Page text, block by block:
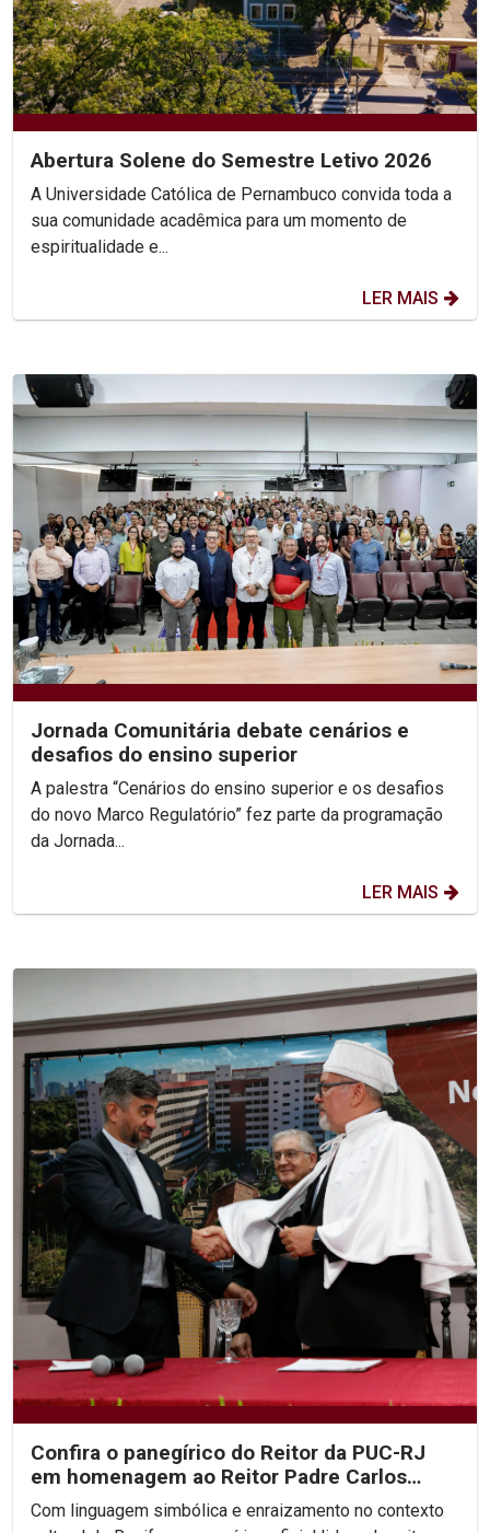
Abertura Solene do Semestre Letivo 2026
A Universidade Católica de Pernambuco convida toda a
sua comunidade acadêmica para um momento de
espiritualidade e...
LER MAIS
Jornada Comunitária debate cenários e
desafios do ensino superior
A palestra “Cenários do ensino superior e os desafios
do novo Marco Regulatório” fez parte da programação
da Jornada...
LER MAIS
Confira o panegírico do Reitor da PUC-RJ
em homenagem ao Reitor Padre Carlos
Fritzen
Com linguagem simbólica e enraizamento no contexto